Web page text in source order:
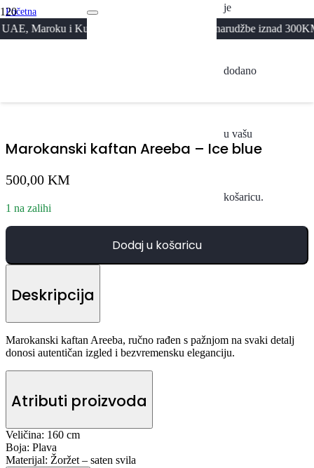
· Besplatna dostava za narudžbe iznad 300KM
je
dodano
u vašu
košaricu.
Početna
/
Svi Proizvodi
Marokanski kaftan Areeba – Ice blue
500,00 KM
1 na zalihi
Dodaj u košaricu
Deskripcija
Marokanski kaftan Areeba, ručno rađen s pažnjom na svaki detalj
donosi autentičan izgled i bezvremensku eleganciju.
Atributi proizvoda
Veličina: 160 cm
Boja: Plava
Materijal: Žoržet – saten svila